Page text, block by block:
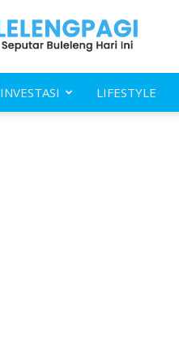
INVESTASI LIFESTYLE